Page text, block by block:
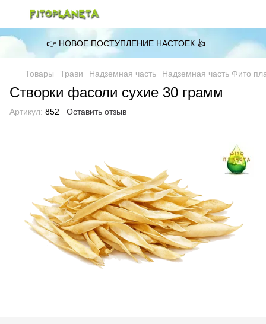
👉 НОВОЕ ПОСТУПЛЕНИЕ НАСТОЕК 👍
Товары Трави Надземная часть Надземная часть Фито
Створки фасоли сухие 30 грамм
Артикул: 852 Оставить отзыв